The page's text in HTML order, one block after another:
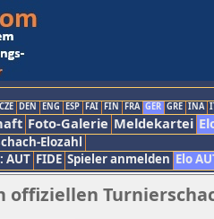
CZE DEN ENG ESP FAI FIN FRA GER GRE INA
Foto-Galerie Meldekartei
Elozahl
AUT FIDE Spieler anmelden Elo